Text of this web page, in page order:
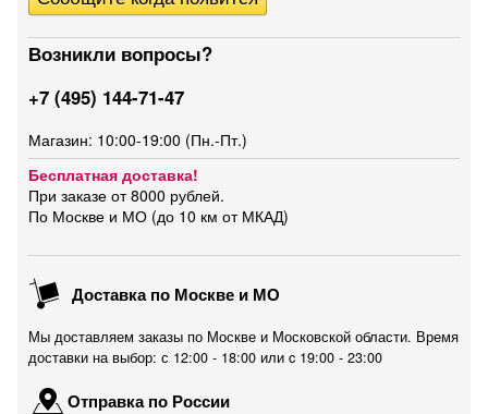
Возникли вопросы?
+7 (495) 144-71-47
Магазин: 10:00-19:00 (Пн.-Пт.)
Бесплатная доставка!
При заказе от 8000 рублей.
По Москве и МО (до 10 км от МКАД)
Доставка по Москве и МО
Мы доставляем заказы по Москве и Московской области. Время
доставки на выбор: с 12:00 - 18:00 или c 19:00 - 23:00
Отправка по России